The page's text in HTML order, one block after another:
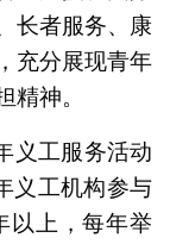
长者服务、康
充分展现青年
精神。
义工服务活动
义工机构参与
以上，每年举